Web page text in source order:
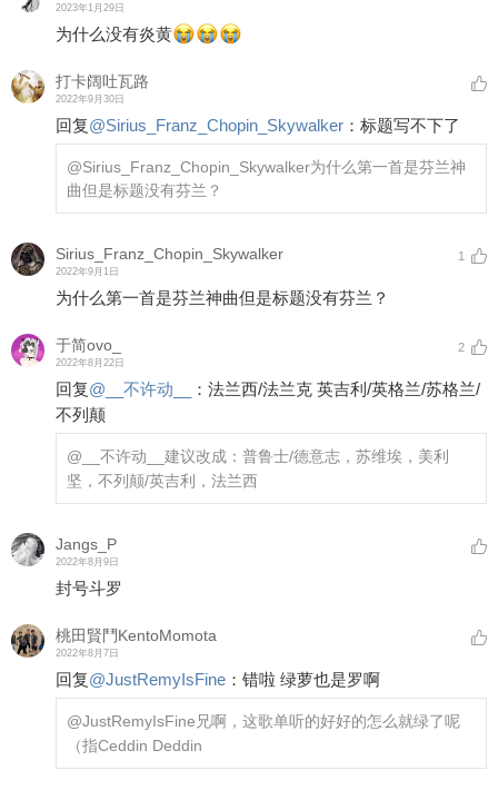
2023年1月29日
为什么没有炎黄
打卡阔吐瓦路
2022年9月30日
回复@Sirius_Franz_Chopin_Skywalker ： 标题写不下了
@Sirius_Franz_Chopin_Skywalker为什么第一首是芬兰神
曲但是标题没有芬兰？
Sirius_Franz_Chopin_Skywalker
2022年9月1日
1
为什么第一首是芬兰神曲但是标题没有芬兰？
于简ovo_
2022年8月22日
2
回复@ __不许动__ ： 法兰西/法兰克 英吉利/英格兰/苏格兰/
不列颠
@__不许动__ 建议改成：普鲁士/德意志，苏维埃，美利
坚，不列颠/英吉利，法兰西
Jangs_P
2022年8月9日
封号斗罗
桃田賢鬥KentoMomota
2022年8月7日
回复@JustRemyIsFine ： 错啦 绿萝也是罗啊
@JustRemyIsFine 兄啊，这歌单听的好好的怎么就绿了呢
（指Ceddin Deddin